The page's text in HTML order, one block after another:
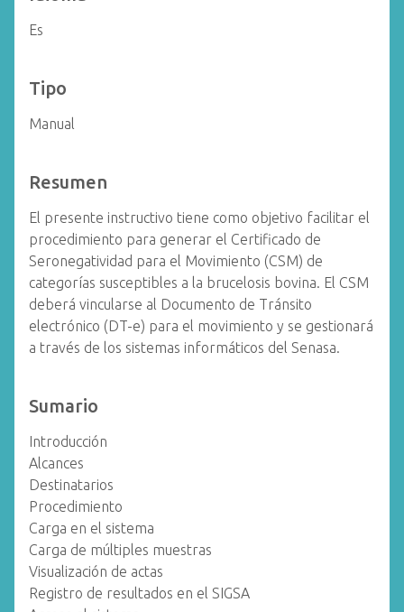
Es
Tipo
Manual
Resumen
El presente instructivo tiene como objetivo facilitar el
procedimiento para generar el Certificado de
Seronegatividad para el Movimiento (CSM) de
categorías susceptibles a la brucelosis bovina. El CSM
deberá vincularse al Documento de Tránsito
electrónico (DT-e) para el movimiento y se gestionará
a través de los sistemas informáticos del Senasa.
Sumario
Introducción
Alcances
Destinatarios
Procedimiento
Carga en el sistema
Carga de múltiples muestras
Visualización de actas
Registro de resultados en el SIGSA